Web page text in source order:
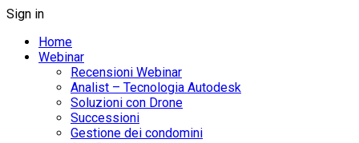
Sign in
Home
Webinar
Recensioni Webinar
Analist – Tecnologia Autodesk
Soluzioni con Drone
Successioni
Gestione dei condomini